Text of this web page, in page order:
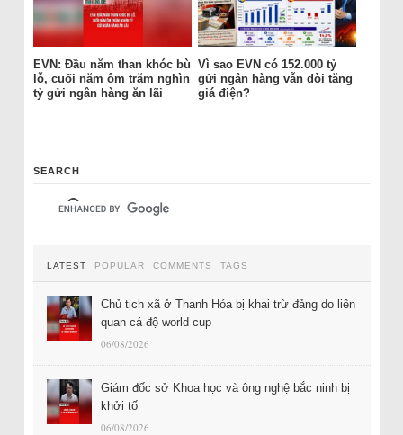
EVN: Đầu năm than khóc bù
lỗ, cuối năm ôm trăm nghìn
tỷ gửi ngân hàng ăn lãi
Vì sao EVN có 152.000 tỷ
gửi ngân hàng vẫn đòi tăng
giá điện?
SEARCH
LATEST POPULAR COMMENTS TAGS
Chủ tịch xã ở Thanh Hóa bị khai trừ đảng do liên
quan cá độ world cup
06/08/2026
Giám đốc sở Khoa học và ông nghệ bắc ninh bị
khởi tố
06/08/2026